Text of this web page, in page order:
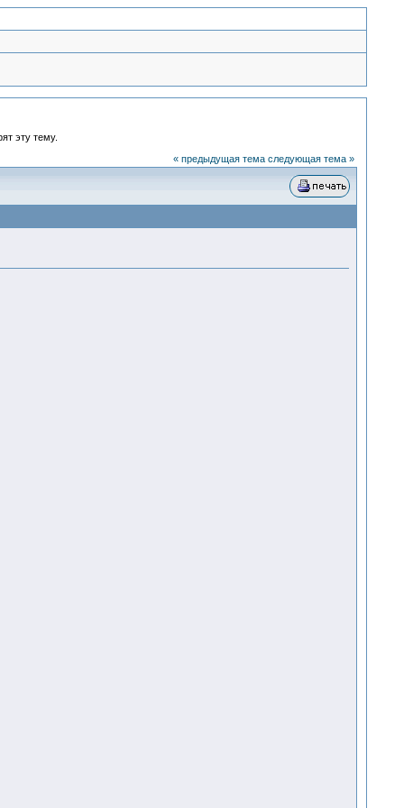
эту тему.
« предыдущая тема следующая тема »